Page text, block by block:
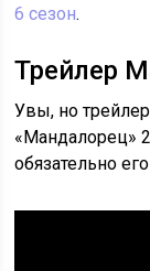
6 сезон.
Трейлер
Увы, но
«Мандалорец»
обязательно